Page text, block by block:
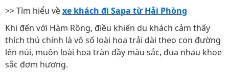
>> Tìm hiểu vềxe khách đi Sapa từ Hải Phòng
Khi đến với Hàm Rồng, điều khiến du khách cảm thấy
thích thú chính là vô số loài hoa trải dài theo con đường
lên núi, muôn loài hoa tràn đầy màu sắc, đua nhau khoe
sắc đơm hương.